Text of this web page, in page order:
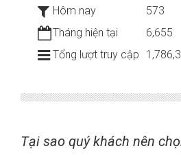
Hôm nay
573
Tháng hiện tại
6,655
Tổng lượt truy cập
Tại sao quý khách nên